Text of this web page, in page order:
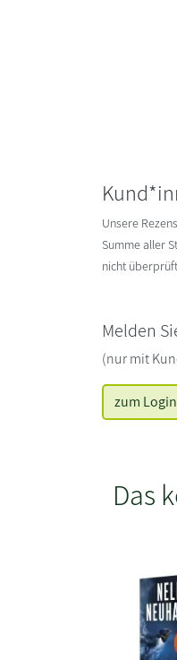
Unsere
Summe aller
nicht
Melden
(nur mit
zum Login
Das